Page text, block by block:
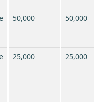
50,000 50,000
25,000 25,000